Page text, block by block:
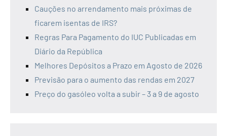
Cauções no arrendamento mais próximas de
ficarem isentas de IRS?
Regras Para Pagamento do IUC Publicadas em
Diário da República
Melhores Depósitos a Prazo em Agosto de 2026
Previsão para o aumento das rendas em 2027
Preço do gasóleo volta a subir – 3 a 9 de agosto